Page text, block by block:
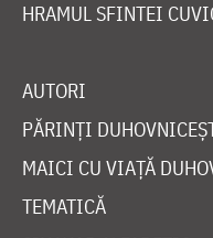
HRAMUL SFINTEI
AUTORI
PĂRINȚI
MAICI CU VIAȚĂ
TEMATICĂ